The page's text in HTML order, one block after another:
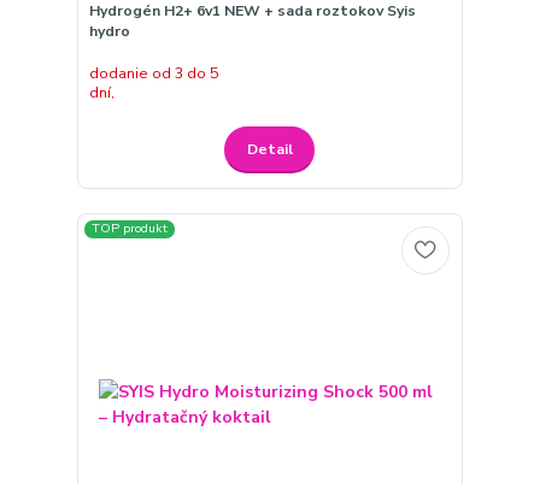
Hydrogén H2+ 6v1 NEW + sada roztokov Syis
hydro
dodanie od 3 do 5
dní,
Detail
TOP produkt